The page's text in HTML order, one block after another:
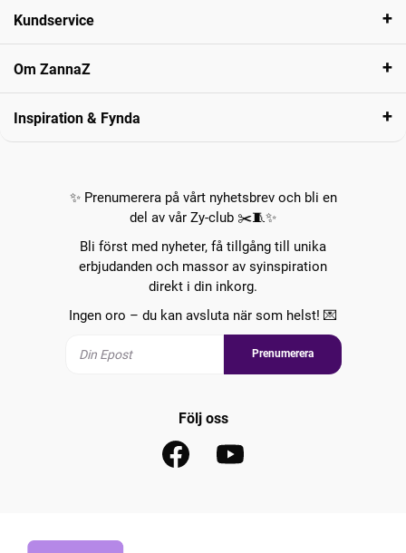
Kundservice
Om ZannaZ
Inspiration & Fynda
✨ Prenumerera på vårt nyhetsbrev och bli en
del av vår Zy-club ✂️🧵✨
Bli först med nyheter, få tillgång till unika
erbjudanden och massor av syinspiration
direkt i din inkorg.
Ingen oro – du kan avsluta när som helst! 💌
Prenumerera
Följ oss